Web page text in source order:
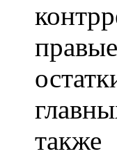
правые